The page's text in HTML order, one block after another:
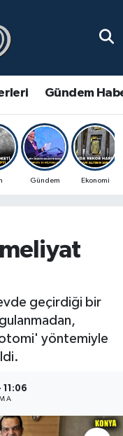
Gündem
Gündem Ekonomi
geçirdiği bir
yöntemiyle
11:06